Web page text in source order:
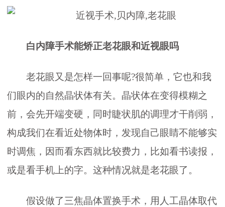
白内障手术能矫正老花眼和近视眼吗
老花眼又是怎样一回事呢?很简单，它也和我
们眼内的自然晶状体有关。晶状体在变得模糊之
前，会先开端变硬，同时睫状肌的调理才干削弱，
构成我们在看近处物体时，发现自己眼睛不能够实
时调焦，因而看东西就比较费力，比如看书读报，
或是看手机上的字。这种情况就是老花眼了。
假设做了三焦晶体置换手术，用人工晶体取代